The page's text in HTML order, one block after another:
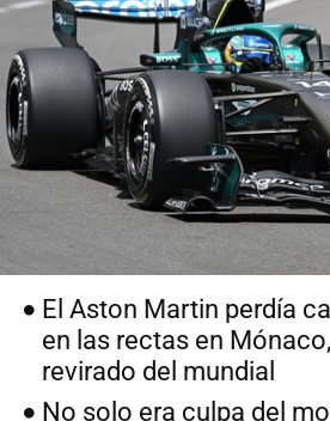
El Aston Martin perdía
en las rectas en
revirado del mundial
No solo era culpa del